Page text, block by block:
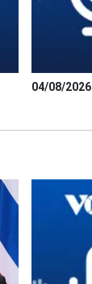
04/08/2026